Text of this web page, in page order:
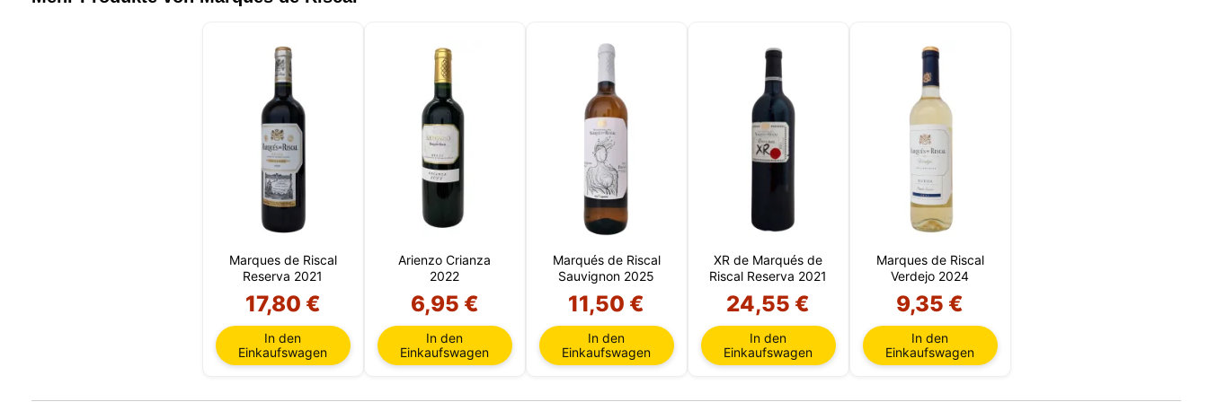
Marques de Riscal
Reserva 2021
17,80 €
In den
Einkaufswagen
Arienzo Crianza
2022
6,95 €
In den
Einkaufswagen
Marqués de Riscal
Sauvignon 2025
11,50 €
In den
Einkaufswagen
XR de Marqués de
Riscal Reserva 2021
24,55 €
In den
Einkaufswagen
Marques de Riscal
Verdejo 2024
9,35 €
In den
Einkaufswagen